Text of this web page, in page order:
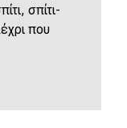
σπίτι-
που